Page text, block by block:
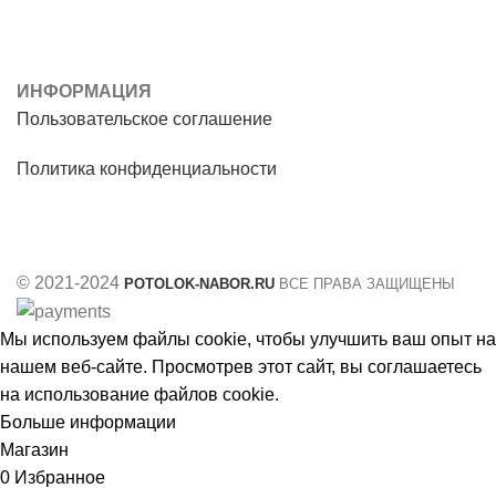
ИНФОРМАЦИЯ
Пользовательское соглашение
Политика конфиденциальности
© 2021-2024 POTOLOK-NABOR.RU ВСЕ ПРАВА ЗАЩИЩЕНЫ
Мы используем файлы cookie, чтобы улучшить ваш опыт на
нашем веб-сайте. Просмотрев этот сайт, вы соглашаетесь
на использование файлов cookie.
Больше информации
Магазин
0 Избранное